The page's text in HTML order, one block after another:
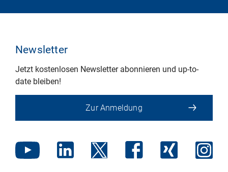
Newsletter
Jetzt kostenlosen Newsletter abonnieren und up-to-
date bleiben!
Zur Anmeldung